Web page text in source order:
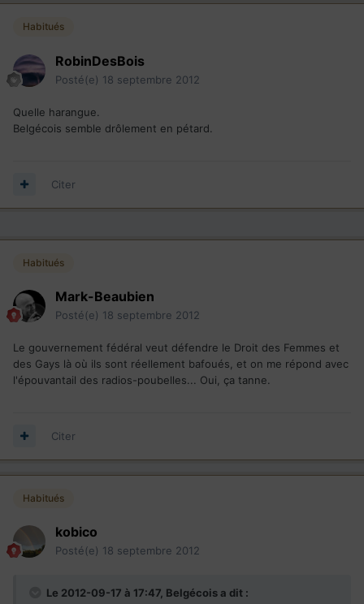
Habitués
RobinDesBois
Posté(e) 18 septembre 2012
Quelle harangue.
Belgécois semble drôlement en pétard.
Citer
Habitués
Mark-Beaubien
Posté(e) 18 septembre 2012
Le gouvernement fédéral veut défendre le Droit des Femmes et
des Gays là où ils sont réellement bafoués, et on me répond avec
l'épouvantail des radios-poubelles... Oui, ça tanne.
Citer
Habitués
kobico
Posté(e) 18 septembre 2012
Le 2012-09-17 à 17:47, Belgécois a dit :